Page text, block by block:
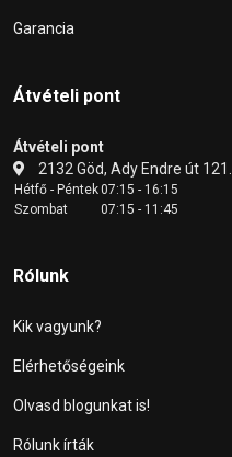
Garancia
Átvételi pont
Átvételi pont
2132 Göd, Ady Endre út 121.
Hétfő - Péntek07:15 - 16:15
Szombat
07:15 - 11:45
Rólunk
Kik vagyunk?
Elérhetőségeink
Olvasd blogunkat is!
Rólunk írták